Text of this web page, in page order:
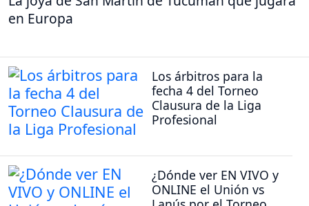
en Europa
Los árbitros para la
fecha 4 del Torneo
Clausura de la Liga
Profesional
¿Dónde ver EN VIVO y
ONLINE el Unión vs